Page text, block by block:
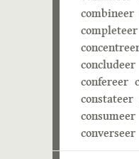
combineer
completeer
concludeer
confereer
constateer
consumeer
converseer